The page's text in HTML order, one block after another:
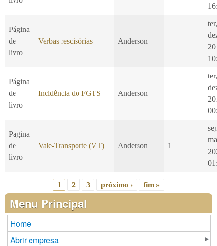
Página
de
livro
Verbas rescisórias Anderson
Página
de
livro
Incidência do FGTS Anderson
Página
de
livro
Vale-Transporte (VT) Anderson 1
Páginas
1 2 3 próximo › fim »
Menu Principal
Home
Abrir empresa